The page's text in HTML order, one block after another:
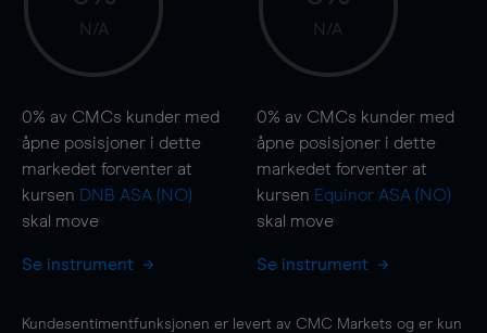
N/A
0% av CMCs kunder med
åpne posisjoner i dette
markedet forventer at
kursen DNB ASA (NO)
skal move
Se instrument
N/A
0% av CMCs kunder med
åpne posisjoner i dette
markedet forventer at
kursen Equinor ASA (NO)
skal move
Se instrument
Kundesentimentfunksjonen er levert av CMC Markets og er kun